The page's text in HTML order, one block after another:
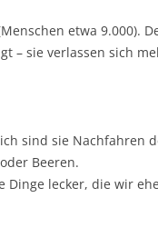
etwa 9.000).
– sie verlassen sich
sind sie Nachfahren
Beeren.
Dinge lecker, die wir